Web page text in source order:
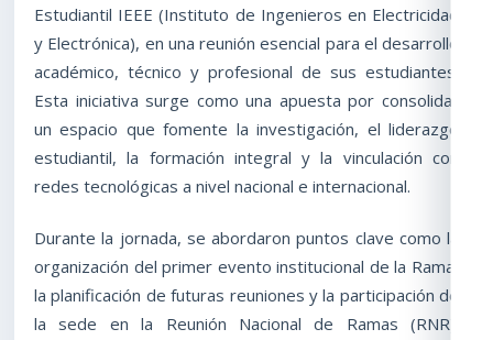
Estudiantil IEEE (Instituto de Ingenieros en Electricidad
y Electrónica), en una reunión esencial para el desarrollo
académico, técnico y profesional de sus estudiantes.
Esta iniciativa surge como una apuesta por consolidar
un espacio que fomente la investigación, el liderazgo
estudiantil, la formación integral y la vinculación con
redes tecnológicas a nivel nacional e internacional.
Durante la jornada, se abordaron puntos clave como la
organización del primer evento institucional de la Rama,
la planificación de futuras reuniones y la participación de
la sede en la Reunión Nacional de Ramas (RNR).